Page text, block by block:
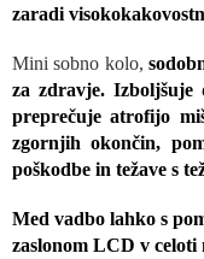
zaradi
Mini sobno kolo,
za zdravje. Izboljšuje
preprečuje atrofijo
zgornjih okončin,
poškodbe in težave s
Med vadbo lahko s
zaslonom LCD v